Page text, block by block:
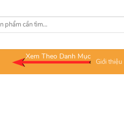
Xem Theo Danh Mục
Giới thiệu